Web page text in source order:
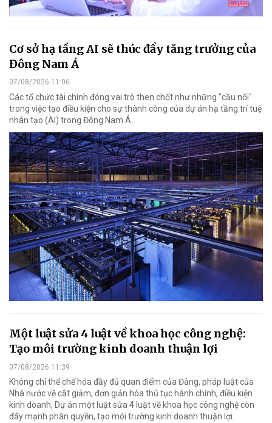
Cơ sở hạ tầng AI sẽ thúc đẩy tăng trưởng của
Đông Nam Á
07/08/2026 11:06
Các tổ chức tài chính đóng vai trò then chốt như những "cầu nối"
trong việc tạo điều kiện cho sự thành công của dự án hạ tầng trí tuệ
nhân tạo (AI) trong Đông Nam Á.
Một luật sửa 4 luật về khoa học công nghệ:
Tạo môi trường kinh doanh thuận lợi
07/08/2026 11:39
Không chỉ thể chế hóa đầy đủ quan điểm của Đảng, pháp luật của
Nhà nước về cắt giảm, đơn giản hóa thủ tục hành chính, điều kiện
kinh doanh, Dự án một luật sửa 4 luật về khoa học công nghệ còn
đẩy mạnh phân quyền, tạo môi trường kinh doanh thuận lợi.